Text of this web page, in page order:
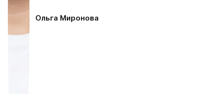
Ольга Миронова